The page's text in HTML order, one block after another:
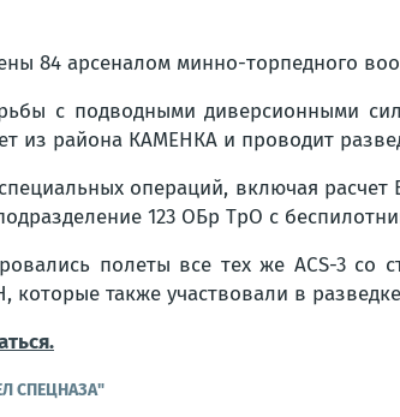
84 арсеналом минно-торпедного
с подводными диверсионными
из района КАМЕНКА и проводит
операций, включая
123 ОБр ТрО с
полеты все тех же ACS-3 со
которые также участвовали в
СПЕЦНАЗА"